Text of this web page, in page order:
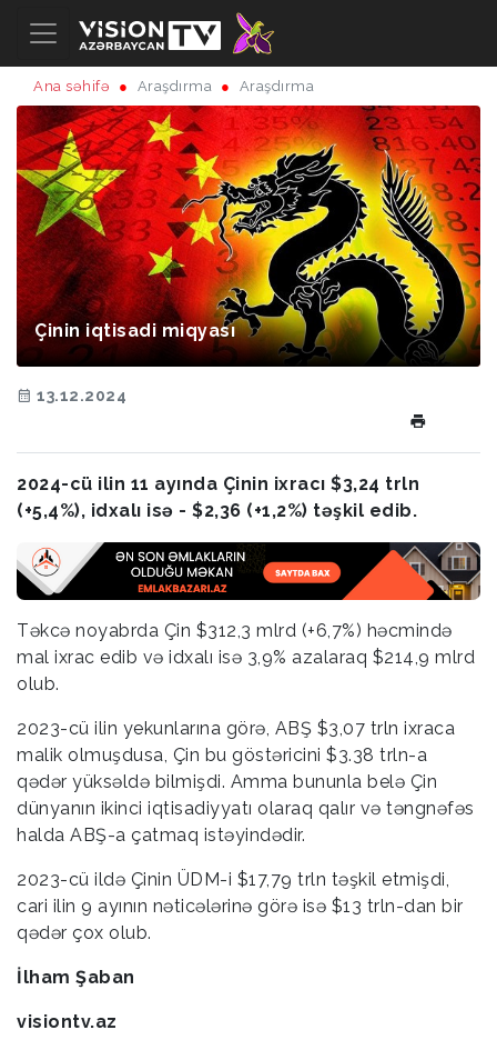
Ana səhifə Araşdırma Araşdırma
Çinin iqtisadi miqyası
13.12.2024
2024-cü ilin 11 ayında Çinin ixracı $3,24 trln
(+5,4%), idxalı isə - $2,36 (+1,2%) təşkil edib.
Təkcə noyabrda Çin $312,3 mlrd (+6,7%) həcmində
mal ixrac edib və idxalı isə 3,9% azalaraq $214,9 mlrd
olub.
2023-cü ilin yekunlarına görə, ABŞ $3,07 trln ixraca
malik olmuşdusa, Çin bu göstəricini $3.38 trln-a
qədər yüksəldə bilmişdi. Amma bununla belə Çin
dünyanın ikinci iqtisadiyyatı olaraq qalır və təngnəfəs
halda ABŞ-a çatmaq istəyindədir.
2023-cü ildə Çinin ÜDM-i $17,79 trln təşkil etmişdi,
cari ilin 9 ayının nəticələrinə görə isə $13 trln-dan bir
qədər çox olub.
İlham Şaban
visiontv.az